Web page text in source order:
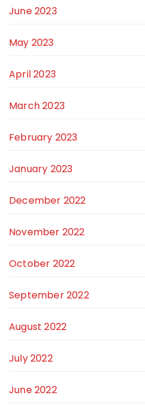
June 2023
May 2023
April 2023
March 2023
February 2023
January 2023
December 2022
November 2022
October 2022
September 2022
August 2022
July 2022
June 2022